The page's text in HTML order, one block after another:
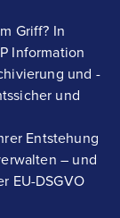
Griff? In
Information
und -
und
Entstehung
– und
EU-DSGVO